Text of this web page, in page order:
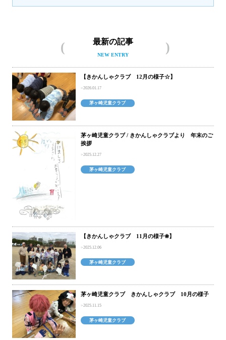
最新の記事
NEW ENTRY
【きかんしゃクラブ 12月の様子☆】
2026.01.17
茅ヶ崎児童クラブ
茅ヶ崎児童クラブ / きかんしゃクラブより 年末のご
挨拶
2025.12.27
茅ヶ崎児童クラブ
【きかんしゃクラブ 11月の様子❀】
2025.12.06
茅ヶ崎児童クラブ
茅ヶ崎児童クラブ きかんしゃクラブ 10月の様子
2025.11.15
茅ヶ崎児童クラブ